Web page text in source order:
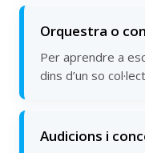
Orquestra o
Per aprendre a
dins d’un so
Audicions i